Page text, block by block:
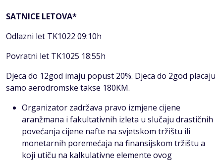
SATNICE LETOVA*
Odlazni let TK1022 09:10h
Povratni let TK1025 18:55h
Djeca do 12god imaju popust 20%. Djeca do 2god placaju
samo aerodromske takse 180KM.
Organizator zadržava pravo izmjene cijene
aranžmana i fakultativnih izleta u slučaju drastičnih
povećanja cijene nafte na svjetskom tržištu ili
monetarnih poremećaja na finansijskom tržištu a
koji utiču na kalkulativne elemente ovog